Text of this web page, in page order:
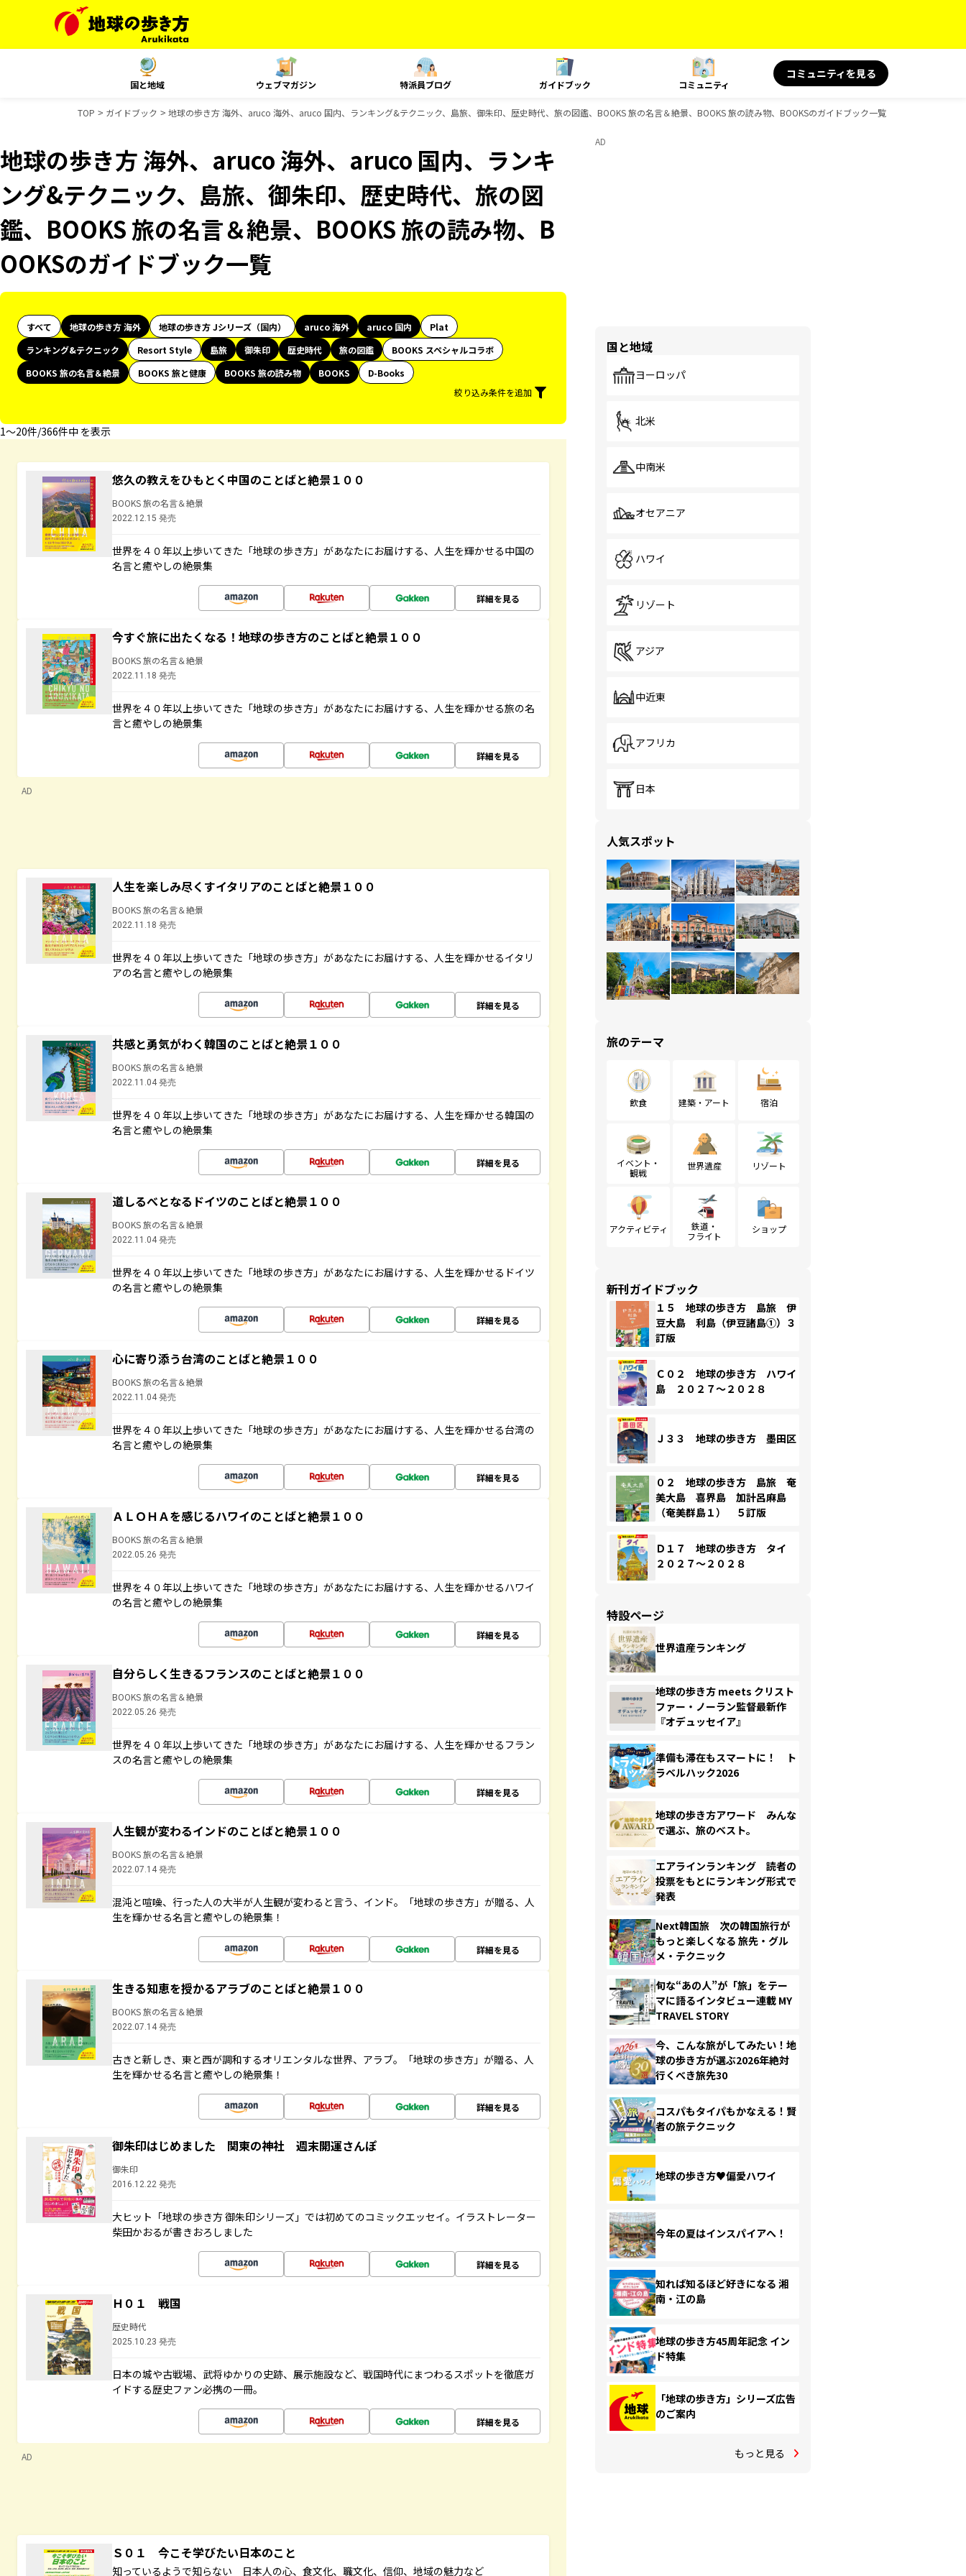
国と地域 ウェブマガジン 特派員ブログ ガイドブック コミュニティ
コミュニティを見る
TOP ガイドブック 地球の歩き方 海外、aruco 海外、aruco 国内、ランキング&テクニック、島旅、御朱印、歴史時代、旅の図鑑、BOOKS 旅の名言＆絶景、BOOKS 旅の読み物、BOOKSのガイドブック一覧
地球の歩き方 海外、aruco 海外、aruco 国内、ランキ
ング&テクニック、島旅、御朱印、歴史時代、旅の図
鑑、BOOKS 旅の名言＆絶景、BOOKS 旅の読み物、B
OOKSのガイドブック一覧
すべて 地球の歩き方 海外 地球の歩き方 Jシリーズ（国内） aruco 海外 aruco 国内
Plat
ランキング&テクニック
Resort Style 島旅 御朱印 歴史時代 旅の図鑑
BOOKS スペシャルコラボ
BOOKS 旅の名言＆絶景
BOOKS 旅と健康 BOOKS 旅の読み物 BOOKS
D-Books
絞り込み条件を追加
1〜20件/366件中 を表示
悠久の教えをひもとく中国のことばと絶景１００
BOOKS 旅の名言＆絶景
2022.12.15 発売
世界を４０年以上歩いてきた「地球の歩き方」があなたにお届けする、人生を輝かせる中国の
名言と癒やしの絶景集
詳細を見る
今すぐ旅に出たくなる！地球の歩き方のことばと絶景１００
BOOKS 旅の名言＆絶景
2022.11.18 発売
世界を４０年以上歩いてきた「地球の歩き方」があなたにお届けする、人生を輝かせる旅の名
言と癒やしの絶景集
詳細を見る
AD
人生を楽しみ尽くすイタリアのことばと絶景１００
BOOKS 旅の名言＆絶景
2022.11.18 発売
世界を４０年以上歩いてきた「地球の歩き方」があなたにお届けする、人生を輝かせるイタリ
アの名言と癒やしの絶景集
詳細を見る
共感と勇気がわく韓国のことばと絶景１００
BOOKS 旅の名言＆絶景
2022.11.04 発売
世界を４０年以上歩いてきた「地球の歩き方」があなたにお届けする、人生を輝かせる韓国の
名言と癒やしの絶景集
詳細を見る
道しるべとなるドイツのことばと絶景１００
BOOKS 旅の名言＆絶景
2022.11.04 発売
世界を４０年以上歩いてきた「地球の歩き方」があなたにお届けする、人生を輝かせるドイツ
の名言と癒やしの絶景集
詳細を見る
心に寄り添う台湾のことばと絶景１００
BOOKS 旅の名言＆絶景
2022.11.04 発売
世界を４０年以上歩いてきた「地球の歩き方」があなたにお届けする、人生を輝かせる台湾の
名言と癒やしの絶景集
詳細を見る
ＡＬＯＨＡを感じるハワイのことばと絶景１００
BOOKS 旅の名言＆絶景
2022.05.26 発売
世界を４０年以上歩いてきた「地球の歩き方」があなたにお届けする、人生を輝かせるハワイ
の名言と癒やしの絶景集
詳細を見る
自分らしく生きるフランスのことばと絶景１００
BOOKS 旅の名言＆絶景
2022.05.26 発売
世界を４０年以上歩いてきた「地球の歩き方」があなたにお届けする、人生を輝かせるフラン
スの名言と癒やしの絶景集
詳細を見る
人生観が変わるインドのことばと絶景１００
BOOKS 旅の名言＆絶景
2022.07.14 発売
混沌と喧噪、行った人の大半が人生観が変わると言う、インド。「地球の歩き方」が贈る、人
生を輝かせる名言と癒やしの絶景集！
詳細を見る
生きる知恵を授かるアラブのことばと絶景１００
BOOKS 旅の名言＆絶景
2022.07.14 発売
古きと新しき、東と西が調和するオリエンタルな世界、アラブ。「地球の歩き方」が贈る、人
生を輝かせる名言と癒やしの絶景集！
詳細を見る
御朱印はじめました 関東の神社 週末開運さんぽ
御朱印
2016.12.22 発売
大ヒット「地球の歩き方 御朱印シリーズ」では初めてのコミックエッセイ。イラストレーター
柴田かおるが書きおろしました
詳細を見る
Ｈ０１ 戦国
歴史時代
2025.10.23 発売
日本の城や古戦場、武将ゆかりの史跡、展示施設など、戦国時代にまつわるスポットを徹底ガ
イドする歴史ファン必携の一冊。
詳細を見る
AD
Ｓ０１ 今こそ学びたい日本のこと
知っているようで知らない 日本人の心、食文化、職文化、信仰、地域の魅力など
AD
国と地域
ヨーロッパ
北米
中南米
オセアニア
ハワイ
リゾート
アジア
中近東
アフリカ
日本
人気スポット
旅のテーマ
飲食 建築・アート 宿泊
イベント・
観戦
世界遺産 リゾート
アクティビティ
鉄道・
フライト
ショップ
新刊ガイドブック
１５ 地球の歩き方 島旅 伊
豆大島 利島（伊豆諸島①）３
訂版
Ｃ０２ 地球の歩き方 ハワイ
島 ２０２７～２０２８
Ｊ３３ 地球の歩き方 墨田区
０２ 地球の歩き方 島旅 奄
美大島 喜界島 加計呂麻島
（奄美群島１） ５訂版
Ｄ１７ 地球の歩き方 タイ
２０２７～２０２８
特設ページ
世界遺産ランキング
地球の歩き方 meets クリスト
ファー・ノーラン監督最新作
『オデュッセイア』
準備も滞在もスマートに！ ト
ラベルハック2026
地球の歩き方アワード みんな
で選ぶ、旅のベスト。
エアラインランキング 読者の
投票をもとにランキング形式で
発表
Next韓国旅 次の韓国旅行が
もっと楽しくなる 旅先・グル
メ・テクニック
旬な“あの人”が「旅」をテー
マに語るインタビュー連載 MY
TRAVEL STORY
今、こんな旅がしてみたい！地
球の歩き方が選ぶ2026年絶対
行くべき旅先30
コスパもタイパもかなえる！賢
者の旅テクニック
地球の歩き方♥偏愛ハワイ
今年の夏はインスパイアへ！
知れば知るほど好きになる 湘
南・江の島
地球の歩き方45周年記念 イン
ド特集
「地球の歩き方」シリーズ広告
のご案内
もっと見る